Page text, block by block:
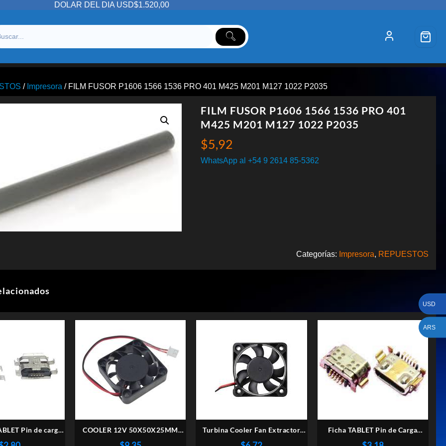
DOLAR DEL DIA USD$1.520,00
/ Impresora / FILM FUSOR P1606 1566 1536 PRO 401 M425 M201 M127 1022 P2035
FILM FUSOR P1606 1566 1536 PRO 401
M425 M201 M127 1022 P2035
$5,92
WhatsApp al +54 9 2614 85-5362
Categorías: Impresora, REPUESTOS
Pin de carga
COOLER 12V 50X50X25MM
CONECTOR 3 PINES
Turbina Cooler Fan Extractor
60x60x10mm 12vcc Buje 2,5
Ficha TABLET Pin de Carga
Huawei P9
USD
ARS